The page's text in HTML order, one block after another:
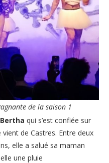
de la saison 1
qui s’est confiée sur
vient de Castres. Entre deux
elle a salué sa maman
une pluie